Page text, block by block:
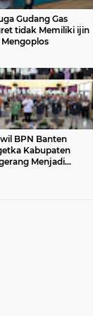
Gudang Gas
tidak Memiliki ijin
BPN Banten
Menjadi